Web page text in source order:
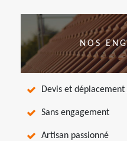
NOS
Devis et
Sans engagement
Artisan passionné